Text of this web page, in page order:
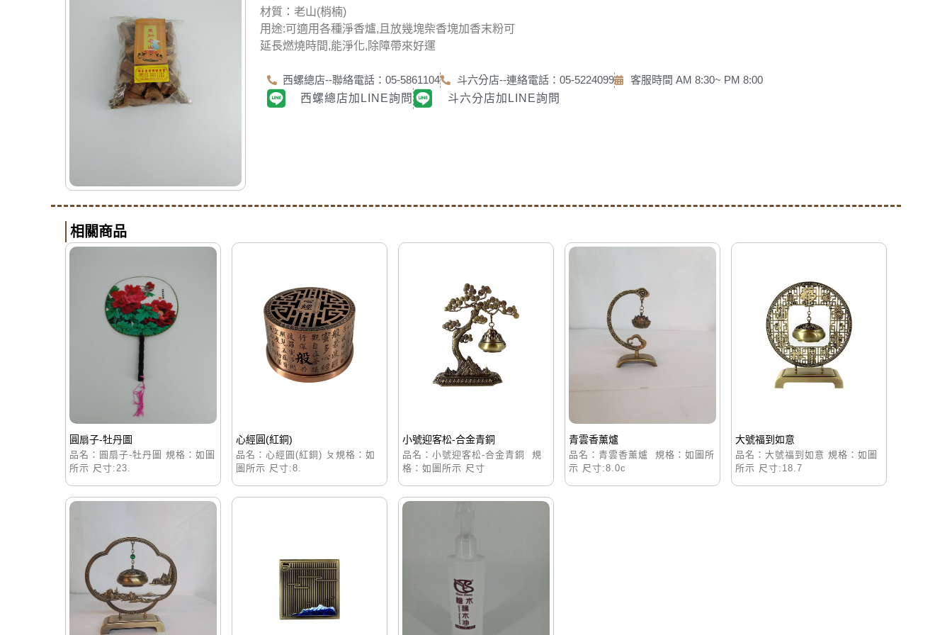
材質：老山(梢楠)
用途:可適用各種淨香爐,且放幾塊柴香塊加香末粉可
延長燃燒時間,能淨化,除障帶來好運
西螺總店--聯絡電話：05-5861104 斗六分店--連絡電話：05-5224099
客服時間 AM 8:30~ PM 8:00
西螺總店加LINE詢問
斗六分店加LINE詢問
相關商品
圓扇子-牡丹圖
品名：圓扇子-牡丹圖 規格：如圖
所示 尺寸:23.
心經圓(紅銅)
品名：心經圓(紅銅) ㄆ規格：如
圖所示 尺寸:8.
小號迎客松-合金青銅
品名：小號迎客松-合金青銅 規
格：如圖所示 尺寸
青雲香薰爐
品名：青雲香薰爐 規格：如圖所
示 尺寸:8.0c
大號福到如意
品名：大號福到如意 規格：如圖
所示 尺寸:18.7